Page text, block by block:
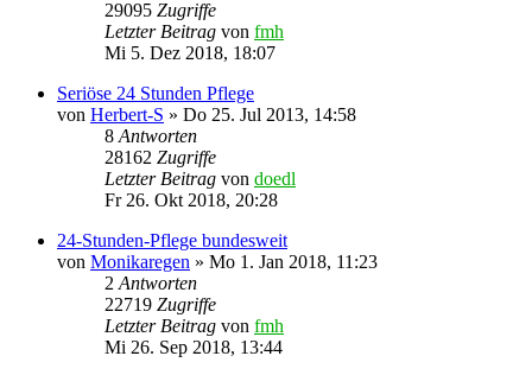
29095 Zugriffe
Letzter Beitrag von fmh
Mi 5. Dez 2018, 18:07
Seriöse 24 Stunden Pflege
von Herbert-S » Do 25. Jul 2013, 14:58
8 Antworten
28162 Zugriffe
Letzter Beitrag von doedl
Fr 26. Okt 2018, 20:28
24-Stunden-Pflege bundesweit
von Monikaregen » Mo 1. Jan 2018, 11:23
2 Antworten
22719 Zugriffe
Letzter Beitrag von fmh
Mi 26. Sep 2018, 13:44